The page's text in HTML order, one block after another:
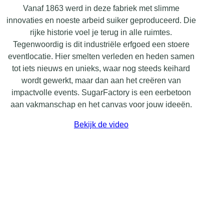
Vanaf 1863 werd in deze fabriek met slimme
innovaties en noeste arbeid suiker geproduceerd. Die
rijke historie voel je terug in alle ruimtes.
Tegenwoordig is dit industriële erfgoed een stoere
eventlocatie. Hier smelten verleden en heden samen
tot iets nieuws en unieks, waar nog steeds keihard
wordt gewerkt, maar dan aan het creëren van
impactvolle events. SugarFactory is een eerbetoon
aan vakmanschap en het canvas voor jouw ideeën.
Bekijk de video